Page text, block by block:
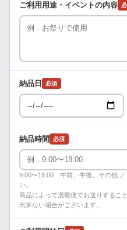
ご利用用途・イベントの内容
納品日 必須
納品時間 必須
9:00〜18:00、午前、午後、その他
い。
商品によって混載便でお送りするこ
出来ない場合がございます。